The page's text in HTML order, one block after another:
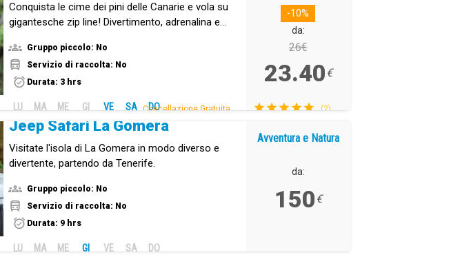
Conquista le cime dei pini delle Canarie e vola su
gigantesche zip line! Divertimento, adrenalina e
Gruppo piccolo: No
Servizio di raccolta: No
Durata: 3 hrs
LU MA ME GI VE SA DO
Cancellazione Gratuita.
-10%
da:
26€
23.40 €
(2)
Jeep Safari La Gomera
Visitate l'isola di La Gomera in modo diverso e
divertente, partendo da Tenerife.
Gruppo piccolo: No
Servizio di raccolta: No
Durata: 9 hrs
LU MA ME GI VE SA DO
Avventura e Natura
da:
150 €